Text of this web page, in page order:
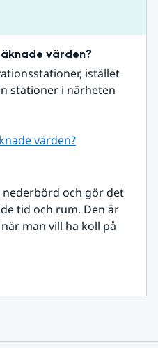
värden?
istället
stationer i närheten
värden?
nederbörd och gör det
tid och rum. Den är
man vill ha koll på